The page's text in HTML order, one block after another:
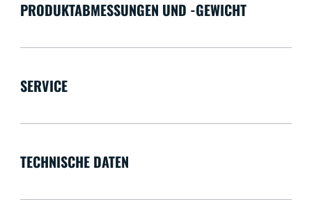
PRODUKTABMESSUNGEN UND -GEWICHT
SERVICE
TECHNISCHE DATEN